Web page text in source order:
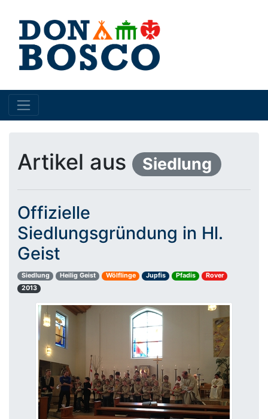
Artikel aus Siedlung
Offizielle
Siedlungsgründung in Hl.
Geist
Siedlung Heilig Geist Wölflinge Jupfis Pfadis
Rover
2013